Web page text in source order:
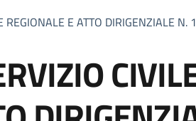
REGIONALE E ATTO DIRIGENZIALE